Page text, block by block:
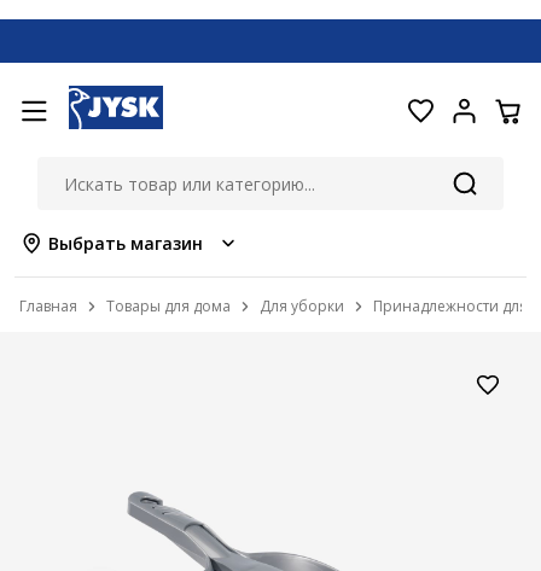
Выбрать магазин
Главная Товары для дома Для уборки Принадлежности для